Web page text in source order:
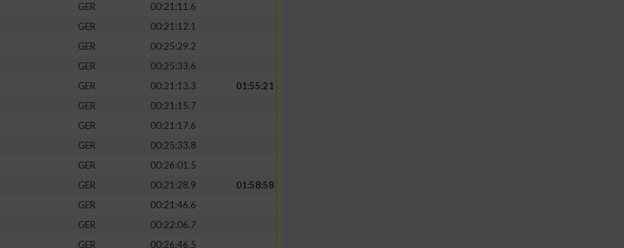
GER
00:21:11.6
GER
00:21:12.1
GER
00:25:29.2
GER
00:25:33.6
GER 00:21:13.3
01:55:21
GER
00:21:15.7
GER
00:21:17.6
GER
00:25:33.8
GER
00:26:01.5
GER 00:21:28.9
01:58:58
GER
00:21:46.6
GER
00:22:06.7
GER
00:26:46.5